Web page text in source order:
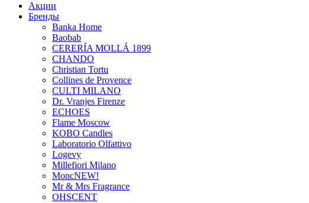
Акции
Бренды
Banka Home
Baobab
CERERÍA MOLLÁ 1899
CHANDO
Christian Tortu
Collines de Provence
CULTI MILANO
Dr. Vranjes Firenze
ECHOES
Flame Moscow
KOBO Candles
Laboratorio Olfattivo
Logevy
Millefiori Milano
MoncNEW!
Mr & Mrs Fragrance
OHSCENT